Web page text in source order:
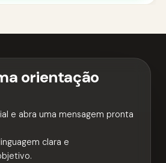
orientação
e abra uma mensagem pronta
clara e